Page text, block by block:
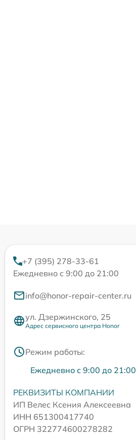
+7 (395) 278-33-61
Ежедневно с 9:00 до 21:00
info@honor-repair-center.ru
ул. Дзержинского, 25
Адрес сервисного центра Honor
Режим работы:
Ежедневно с 9:00 до 21:00
РЕКВИЗИТЫ КОМПАНИИ
ИП Велес Ксения Алексеевна
ИНН 651300417740
ОГРН 322774600278282